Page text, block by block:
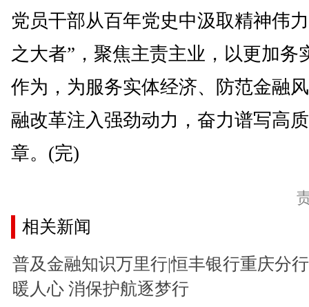
党员干部从百年党史中汲取精神伟
之大者”，聚焦主责主业，以更加务
作为，为服务实体经济、防范金融
融改革注入强劲动力，奋力谱写高
章。(完)
相关新闻
普及金融知识万里行|恒丰银行重庆分
暖人心 消保护航逐梦行